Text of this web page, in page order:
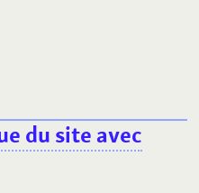
du site avec